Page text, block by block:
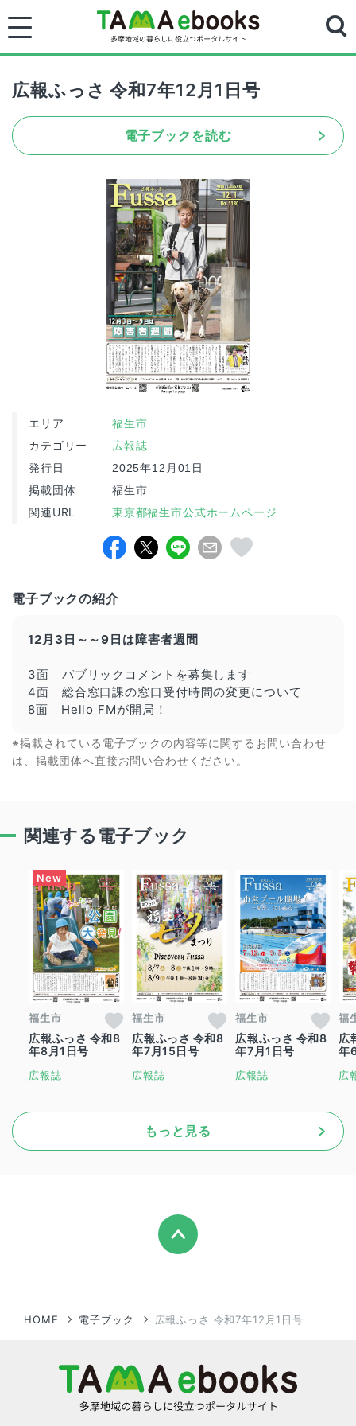
広報ふっさ 令和7年12月1日号
電子ブックを読む
エリア 福生市
カテゴリー 広報誌
発行日 2025年12月01日
掲載団体 福生市
関連URL 東京都福生市公式ホームページ
電子ブックの紹介
12月3日～～9日は障害者週間
3面 パブリックコメントを募集します
4面 総合窓口課の窓口受付時間の変更について
8面 Hello FMが開局！
※掲載されている電子ブックの内容等に関するお問い合わせ
は、掲載団体へ直接お問い合わせください。
関連する電子ブック
福生市
広報ふっさ 令和8
年8月1日号
広報誌
福生市
広報ふっさ 令和8
年7月15日号
広報誌
福生市
広報ふっさ 令和8
年7月1日号
広報誌
福
広
年
広
もっと見る
HOME 電子ブック 広報ふっさ 令和7年12月1日号